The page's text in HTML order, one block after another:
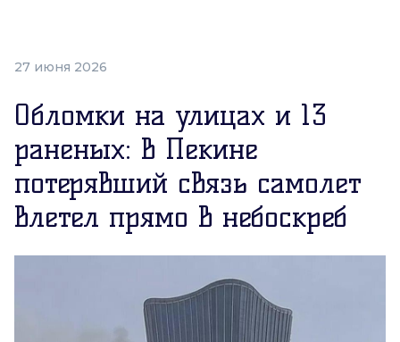
27 июня 2026
Обломки на улицах и 13
раненых: в Пекине
потерявший связь самолет
влетел прямо в небоскреб